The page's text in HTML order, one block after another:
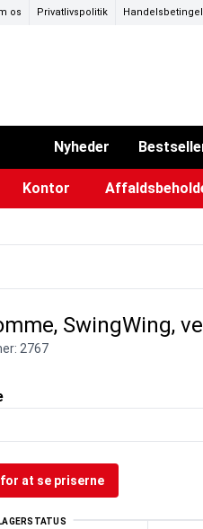
os Privatlivspolitik
Nyheder
Kontor
SwingWing,
2767
at se priserne
LAGERSTATUS